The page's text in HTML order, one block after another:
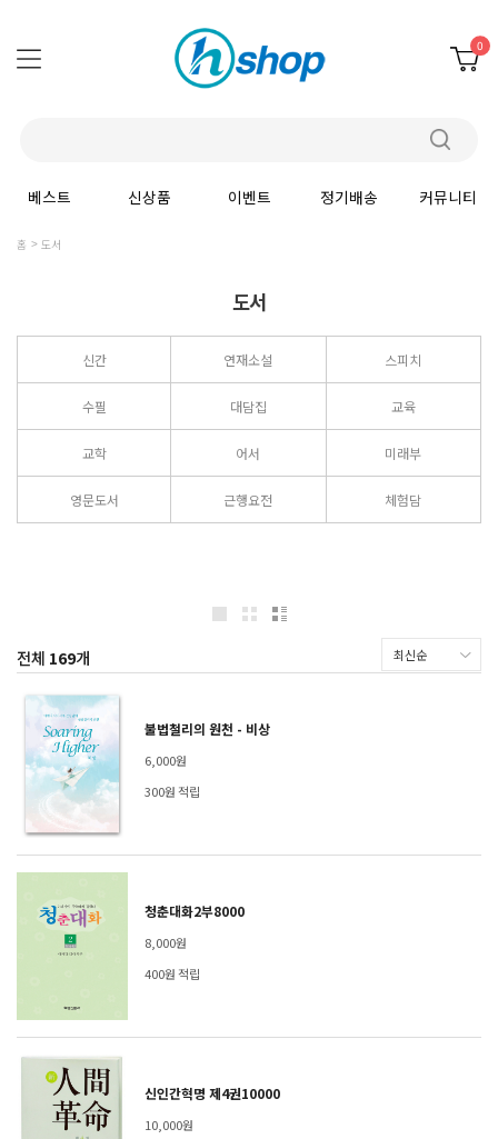
0
베스트 신상품 이벤트 정기배송 커뮤니티
홈 도서
도서
신간 연재소설 스피치
수필 대담집 교육
교학 어서 미래부
영문도서 근행요전 체험담
전체 169개
불법철리의 원천 - 비상
6,000원
300원 적립
청춘대화2부8000
8,000원
400원 적립
신인간혁명 제4권10000
10,000원